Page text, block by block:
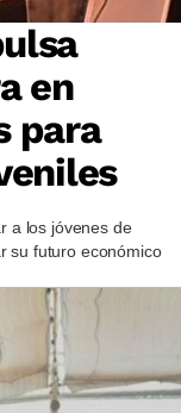
en
para
a los jóvenes de
su futuro económico